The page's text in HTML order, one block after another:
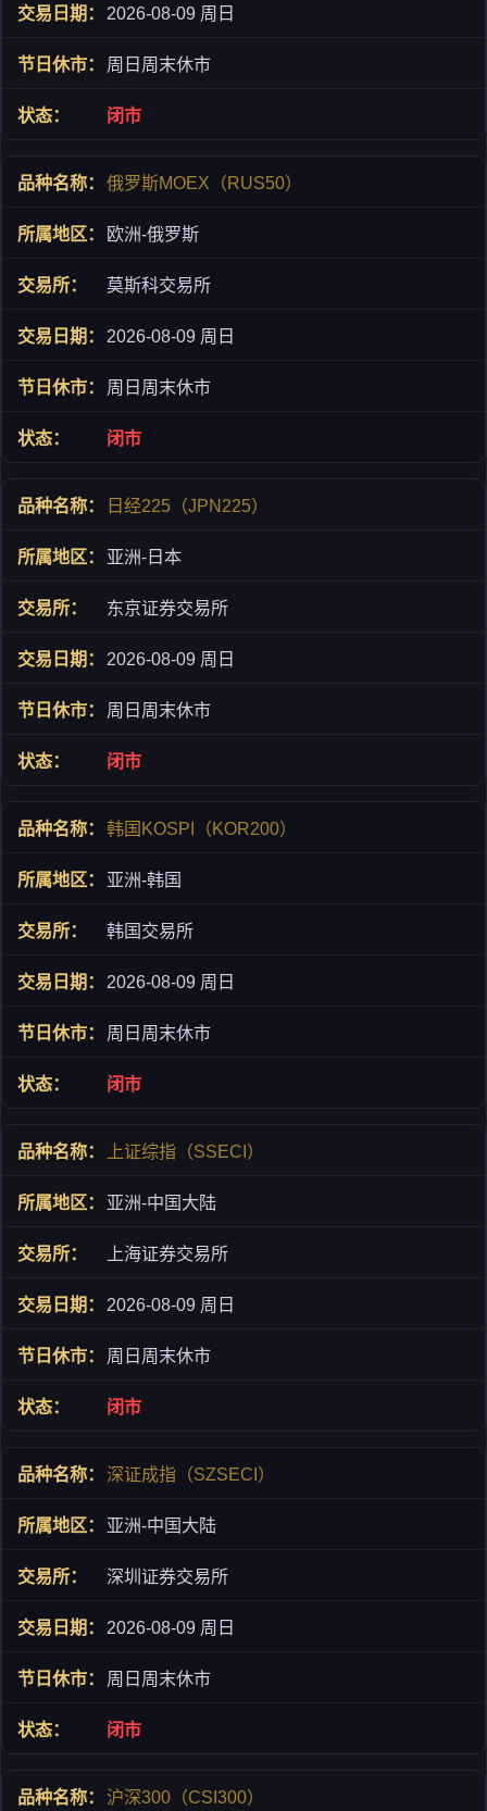
2026-08-09 周日
周日周末休市
闭市
俄罗斯MOEX（RUS50）
欧洲-俄罗斯
莫斯科交易所
2026-08-09 周日
周日周末休市
闭市
日经225（JPN225）
亚洲-日本
东京证券交易所
2026-08-09 周日
周日周末休市
闭市
韩国KOSPI（KOR200）
亚洲-韩国
韩国交易所
2026-08-09 周日
周日周末休市
闭市
上证综指（SSECI）
亚洲-中国大陆
上海证券交易所
2026-08-09 周日
周日周末休市
闭市
深证成指（SZSECI）
亚洲-中国大陆
深圳证券交易所
2026-08-09 周日
周日周末休市
闭市
沪深300（CSI300）